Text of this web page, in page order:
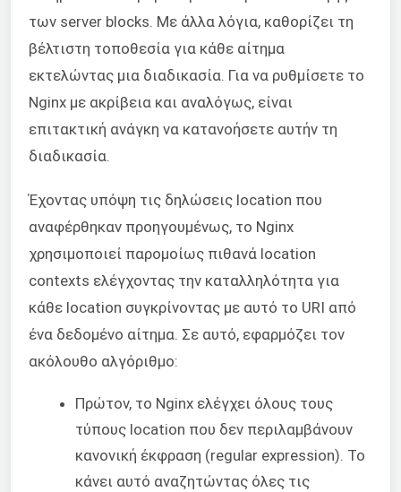
των server blocks. Με άλλα λόγια, καθορίζει τη
βέλτιστη τοποθεσία για κάθε αίτημα
εκτελώντας μια διαδικασία. Για να ρυθμίσετε το
Nginx με ακρίβεια και αναλόγως, είναι
επιτακτική ανάγκη να κατανοήσετε αυτήν τη
διαδικασία.
Έχοντας υπόψη τις δηλώσεις location που
αναφέρθηκαν προηγουμένως, το Nginx
χρησιμοποιεί παρομοίως πιθανά location
contexts ελέγχοντας την καταλληλότητα για
κάθε location συγκρίνοντας με αυτό το URI από
ένα δεδομένο αίτημα. Σε αυτό, εφαρμόζει τον
ακόλουθο αλγόριθμο:
Πρώτον, το Nginx ελέγχει όλους τους
τύπους location που δεν περιλαμβάνουν
κανονική έκφραση (regular expression). Το
κάνει αυτό αναζητώντας όλες τις